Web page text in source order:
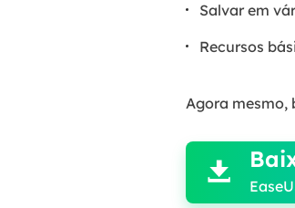
Salvar em
Recursos
Agora mesmo,

